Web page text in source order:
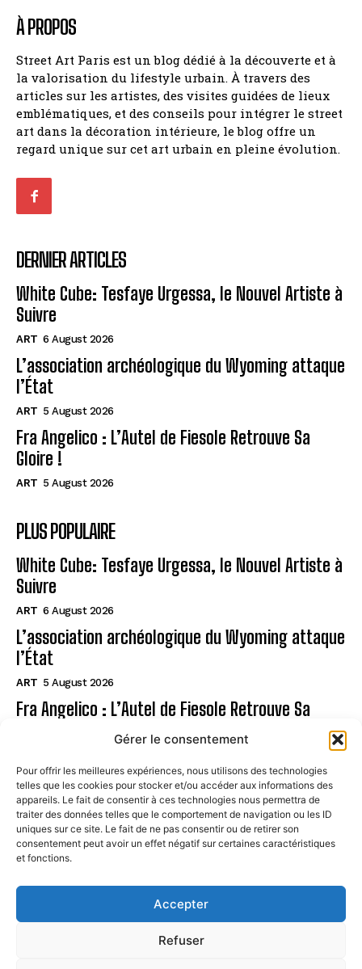
Gérer le consentement
Pour offrir les meilleures expériences, nous utilisons des technologies
telles que les cookies pour stocker et/ou accéder aux informations des
appareils. Le fait de consentir à ces technologies nous permettra de
traiter des données telles que le comportement de navigation ou les ID
uniques sur ce site. Le fait de ne pas consentir ou de retirer son
consentement peut avoir un effet négatif sur certaines caractéristiques
et fonctions.
Accepter
Refuser
À PROPOS
Street Art Paris est un blog dédié à la découverte et à
la valorisation du lifestyle urbain. À travers des
articles sur les artistes, des visites guidées de lieux
emblématiques, et des conseils pour intégrer le street
art dans la décoration intérieure, le blog offre un
regard unique sur cet art urbain en pleine évolution.
DERNIER ARTICLES
White Cube: Tesfaye Urgessa, le Nouvel Artiste à
Suivre
ART 6 August 2026
L’association archéologique du Wyoming attaque
l’État
ART 5 August 2026
Fra Angelico : L’Autel de Fiesole Retrouve Sa
Gloire !
ART 5 August 2026
PLUS POPULAIRE
White Cube: Tesfaye Urgessa, le Nouvel Artiste à
Suivre
ART 6 August 2026
L’association archéologique du Wyoming attaque
l’État
ART 5 August 2026
Fra Angelico : L’Autel de Fiesole Retrouve Sa
Page
CONTACT
MENTIONS LÉGALES